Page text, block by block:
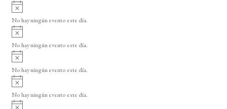
A
v
i
o
No hay ningún evento este día.
A
v
i
o
No hay ningún evento este día.
A
v
i
o
No hay ningún evento este día.
A
v
i
No hay ningún evento este día.
A